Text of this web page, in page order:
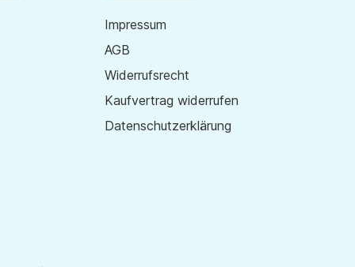
Impressum
AGB
Widerrufsrecht
Kaufvertrag widerrufen
Datenschutzerklärung